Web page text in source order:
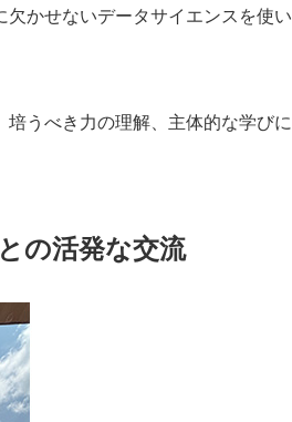
かせないデータサイエンスを使い
うべき力の理解、主体的な学びに
の活発な交流